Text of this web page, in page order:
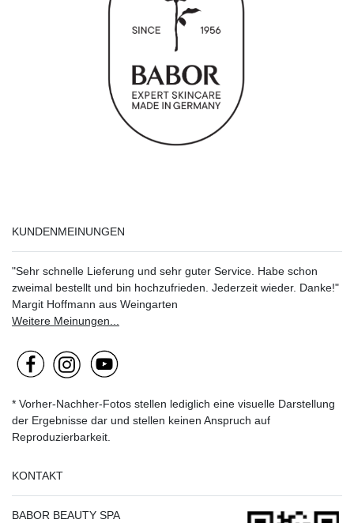
KUNDENMEINUNGEN
"Sehr schnelle Lieferung und sehr guter Service. Habe schon
zweimal bestellt und bin hochzufrieden. Jederzeit wieder. Danke!"
Margit Hoffmann aus Weingarten
Weitere Meinungen...
* Vorher-Nachher-Fotos stellen lediglich eine visuelle Darstellung
der Ergebnisse dar und stellen keinen Anspruch auf
Reproduzierbarkeit.
KONTAKT
BABOR BEAUTY SPA